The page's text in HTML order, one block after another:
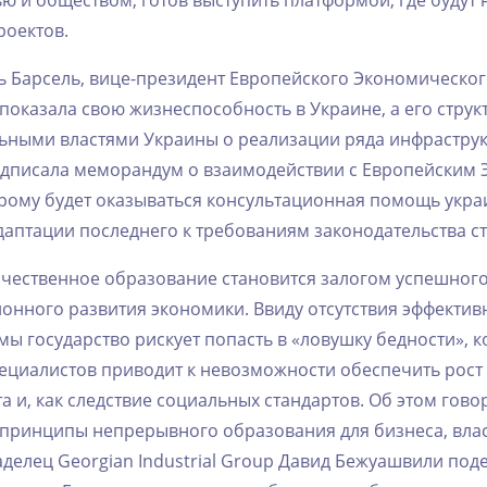
‌вице-президент‌ ‌Европейского‌
‌свою‌ ‌жизнеспособность‌ ‌в‌ ‌Украине,‌ ‌а‌ ‌его‌
‌властями‌ ‌Украины‌ ‌о‌ ‌реализации‌ ‌ряда‌
‌меморандум‌ ‌о‌ ‌взаимодействии‌ ‌с‌ ‌Европейским‌
‌будет‌ ‌оказываться‌ ‌консультационная‌ ‌помощь‌
‌последнего‌ ‌к‌ ‌требованиям‌ ‌законодательства‌
‌образование‌ ‌становится‌ ‌залогом‌
‌развития‌ ‌экономики.‌ ‌Ввиду‌ ‌отсутствия‌
‌государство‌ ‌рискует‌ ‌попасть‌ ‌в‌ ‌«ловушку‌ ‌бедности»,‌
‌приводит‌ ‌к‌ ‌невозможности‌ ‌обеспечить‌
‌и,‌ ‌как‌ ‌следствие‌ ‌социальных‌ ‌стандартов.‌ ‌Об‌ ‌этом‌
‌непрерывного‌ ‌образования‌ ‌для‌ ‌бизнеса,‌
‌Georgian‌ ‌Industrial‌ ‌Group‌ ‌Давид‌ ‌Бежуашвили‌